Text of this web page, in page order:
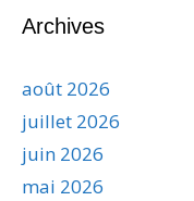
Archives
août 2026
juillet 2026
juin 2026
mai 2026